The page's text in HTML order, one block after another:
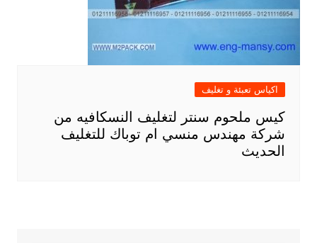
اكياس تعبئة و تغليف
كيس ملحوم سنتر لتغليف النسكافيه من
شركة مهندس منسي ام توباك للتغليف
الحديث